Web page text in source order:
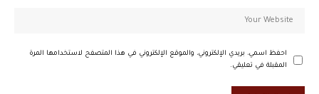
احفظ اسمي، بريدي الإلكتروني، والموقع الإلكتروني في هذا المتصفح لاستخدامها المرة
المقبلة في تعليقي.